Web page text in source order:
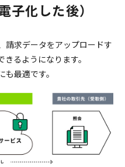
化した後）
請求データをアップロードす
るようになります。
最適です。